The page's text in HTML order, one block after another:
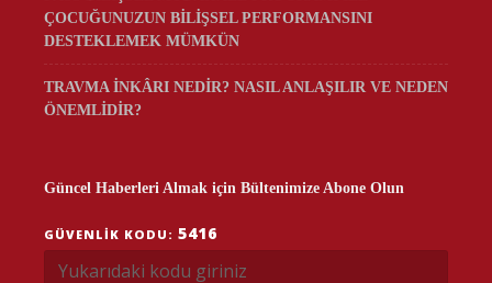
ÇOCUĞUNUZUN BİLİŞSEL PERFORMANSINI
DESTEKLEMEK MÜMKÜN
TRAVMA İNKÂRI NEDİR? NASIL ANLAŞILIR VE NEDEN
ÖNEMLİDİR?
Güncel Haberleri Almak için Bültenimize Abone Olun
GÜVENLIK KODU: 5416